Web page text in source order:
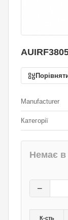
Manufacturer
Категорії
Немає в
−
К-сть